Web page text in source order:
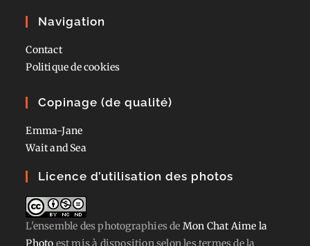
Navigation
Contact
Politique de cookies
Copinage (de qualité)
Emma-Jane
Wait and Sea
Licence d’utilisation des photos
L'ensemble des photographiesde Mon Chat Aime la
Photo est mis à disposition selon les termes de la